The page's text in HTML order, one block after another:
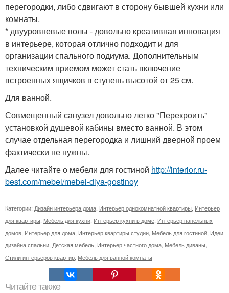
перегородки, либо сдвигают в сторону бывшей кухни или
комнаты.
* двууровневые полы - довольно креативная инновация
в интерьере, которая отлично подходит и для
организации спального подиума. Дополнительным
техническим приемом может стать включение
встроенных ящичков в ступень высотой от 25 см.
Для ванной.
Совмещенный санузел довольно легко "Перекроить"
установкой душевой кабины вместо ванной. В этом
случае отдельная перегородка и лишний дверной проем
фактически не нужны.
Далее читайте о мебели для гостиной http://interior.ru-
best.com/mebel/mebel-dlya-gostinoy
Категории: Дизайн интерьера дома, Интерьер однокомнатной квартиры, Интерьер
для квартиры, Мебель для кухни, Интерьер кухни в доме, Интерьер панельных
домов, Интерьер для дома, Интерьер квартиры студии, Мебель для гостиной, Идеи
дизайна спальни, Детская мебель, Интерьер частного дома, Мебель диваны,
Стили интерьеров квартир, Мебель для ванной комнаты
Читайте также